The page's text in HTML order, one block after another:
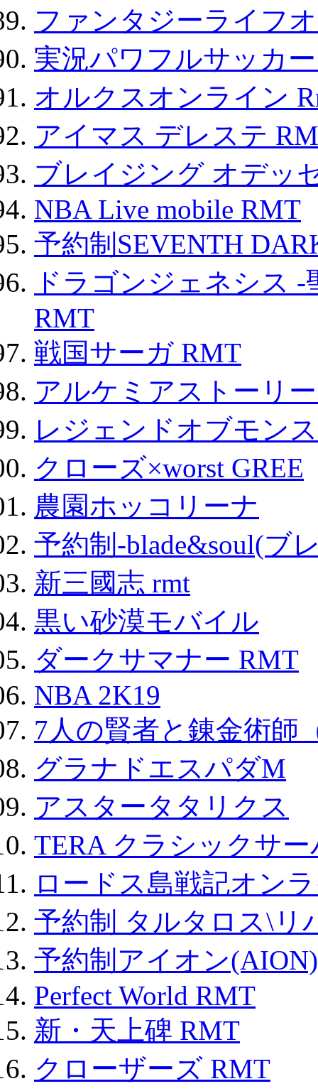
ファンタジーライフ
実況パワフルサッカ
オルクスオンライン
アイマス デレステ
ブレイジング オデッ
NBA Live mobile RMT
予約制SEVENTH
ドラゴンジェネシス
RMT
戦国サーガ RMT
アルケミアストーリ
レジェンドオブモン
クローズ×worst GREE
農園ホッコリーナ
予約制-blade&soul(ブ
新三國志 rmt
黒い砂漠モバイル
ダークサマナー RMT
NBA 2K19
7人の賢者と錬金術師
グラナドエスパダM
アスタータタリクス
TERA クラシックサ
ロードス島戦記オン
予約制 タルタロス\リ
予約制アイオン
Perfect World RMT
新・天上碑 RMT
クローザーズ RMT